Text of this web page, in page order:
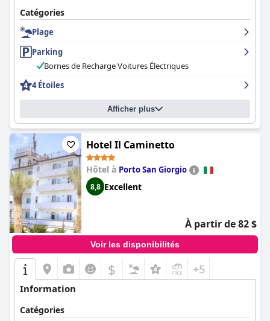
Catégories
Plage
Parking
Bornes de Recharge Voitures Électriques
4 Étoiles
Afficher plus
Hotel Il Caminetto
Hôtel à Porto San Giorgio
8,8 Excellent
À partir de 82 $
Voir les disponibilités
$ +5
Information
Catégories